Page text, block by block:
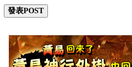
發表POST